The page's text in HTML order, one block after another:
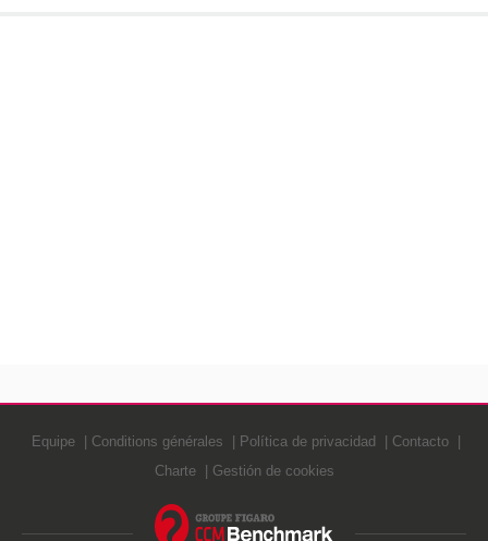
Equipe Conditions générales Política de privacidad
Contacto
Charte
Gestión de cookies